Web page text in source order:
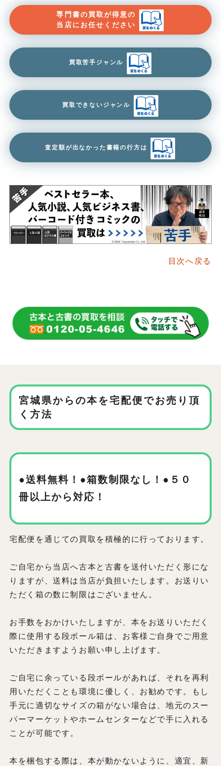
専門書の買取が得意の
当店にお任せください
買取苦手ジャンル
買取できないジャンル
査定額が出なかった書籍の行方は
目次へ戻る
宮城県からの本を宅配便でお売り頂
く方法
●送料無料！●箱数制限なし！ ●５０
冊以上から対応！
宅配便を通じての買取を積極的に行っております。
ご自宅から当店へ古本と古書を送付いただく形にな
りますが、送料は当店が負担いたします。お送りい
ただく箱の数に制限はございません。
お手数をおかけいたしますが、本をお送りいただく
際に使用する段ボール箱は、お客様ご自身でご用意
いただきますようお願い申し上げます。
ご自宅に余っている段ボールがあれば、それを再利
用いただくことも環境に優しく、お勧めです。もし
手元に適切なサイズの箱がない場合は、地元のスー
パーマーケットやホームセンターなどで手に入れる
ことが可能です。
本を梱包する際は、本が動かないように、適宜、新